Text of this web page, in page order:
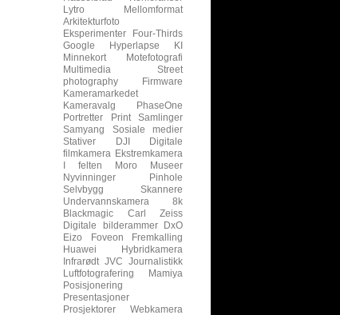
Lytro
Mellomformat
Arkitekturfoto
Eksperimenter
Four-Thirds
Google
Hyperlapse
KI
Minnekort
Motefotografi
Multimedia
Street
photography
Firmware
Kameramarkedet
Kameravalg
PhaseOne
Portretter
Print
Samlinger
Samyang
Sosiale medier
Stativer
DJI
Digitale
filmkamera Ekstremkamera
I felten
Moro
Museer
Nyvinninger
Pinhole
Selvbygg
Skannere
Undervannskamera
8k
Blackmagic
Carl Zeiss
Digitale bilderammer
DxO
Eizo
Foveon
Fremkalling
Huawei
Hybridkamera
Infrarødt JVC
Journalistikk
Luftfotografering
Mamiya
Posisjonering
Presentasjoner
Prosjektorer
Webkamera